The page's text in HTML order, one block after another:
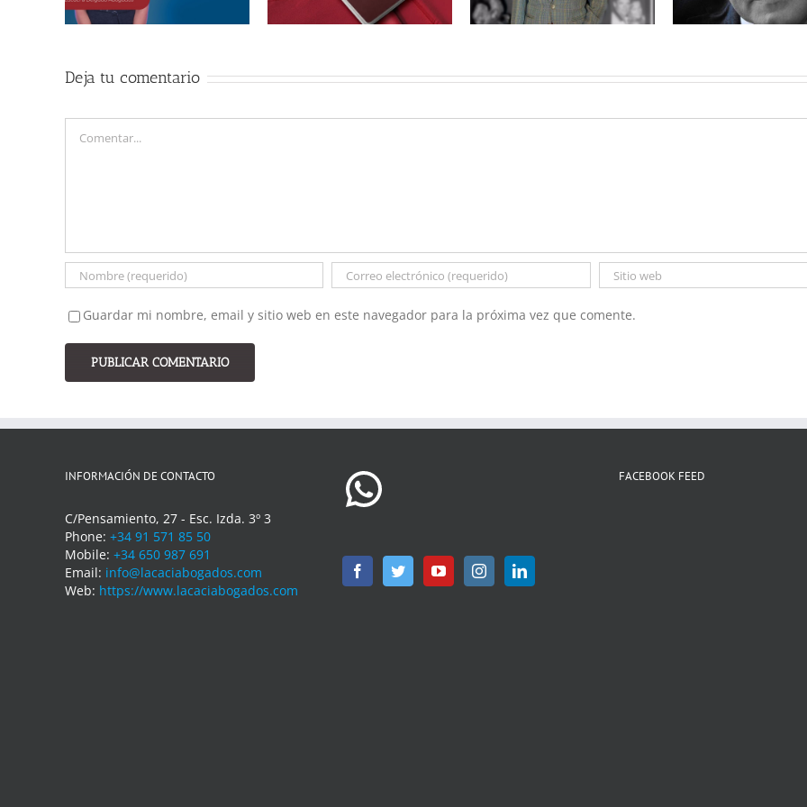
hombres de negro?
Deja tu comentario
Guardar mi nombre, email y sitio web en este navegador para la próxima vez que comente.
INFORMACIÓN DE CONTACTO
C/Pensamiento, 27 - Esc. Izda. 3º 3
Phone: +34 91 571 85 50
Mobile: +34 650 987 691
Email: info@lacaciabogados.com
Web: https://www.lacaciabogados.com
FACEBOOK FEED